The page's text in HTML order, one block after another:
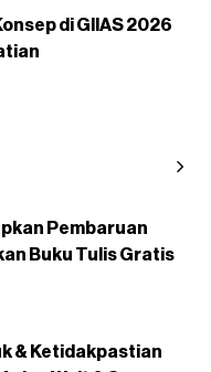
di GIIAS 2026
Pembaruan
Buku Tulis Gratis
& Ketidakpastian